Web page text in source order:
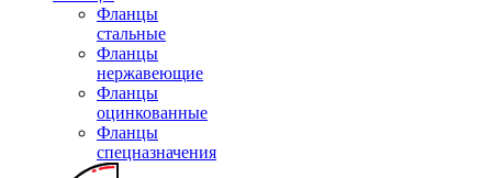
Фланцы
стальные
Фланцы
нержавеющие
Фланцы
оцинкованные
Фланцы
спецназначения